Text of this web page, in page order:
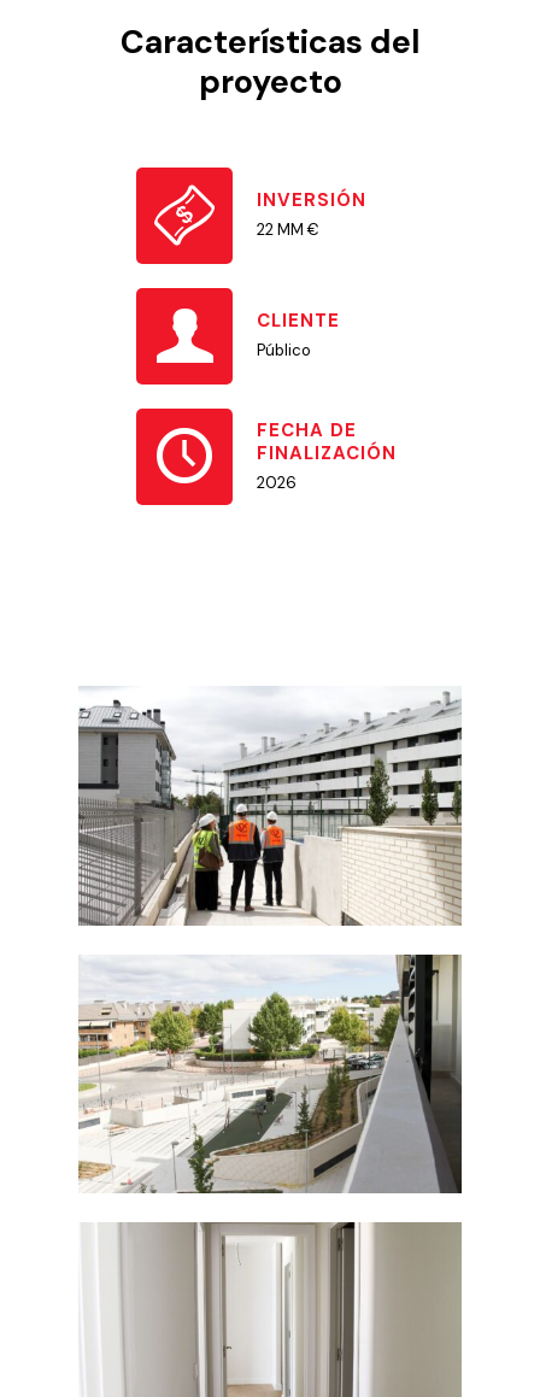
Características del
proyecto
INVERSIÓN
22 MM €
CLIENTE
Público
FECHA DE
FINALIZACIÓN
2026